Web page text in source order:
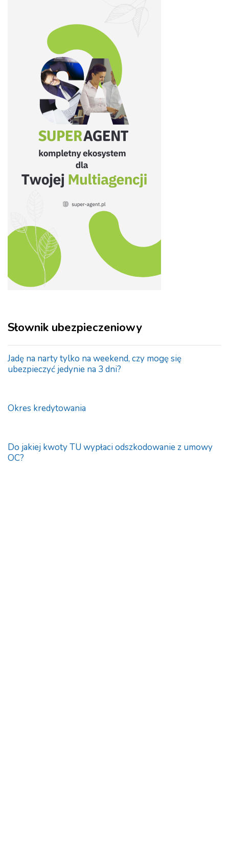
Słownik ubezpieczeniowy
Jadę na narty tylko na weekend, czy mogę się
ubezpieczyć jedynie na 3 dni?
Okres kredytowania
Do jakiej kwoty TU wypłaci odszkodowanie z umowy
OC?